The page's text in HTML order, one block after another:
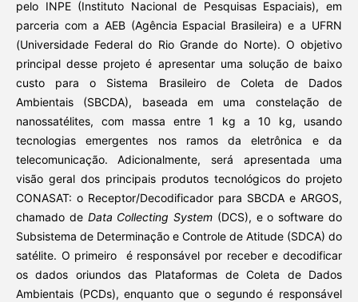
pelo INPE (Instituto Nacional de Pesquisas Espaciais), em
parceria com a AEB (Agência Espacial Brasileira) e a UFRN
(Universidade Federal do Rio Grande do Norte). O objetivo
principal desse projeto é apresentar uma solução de baixo
custo para o Sistema Brasileiro de Coleta de Dados
Ambientais (SBCDA), baseada em uma constelação de
nanossatélites, com massa entre 1 kg a 10 kg, usando
tecnologias emergentes nos ramos da eletrônica e da
telecomunicação. Adicionalmente, será apresentada uma
visão geral dos principais produtos tecnológicos do projeto
CONASAT: o Receptor/Decodificador para SBCDA e ARGOS,
chamado de Data Collecting System (DCS), e o software do
Subsistema de Determinação e Controle de Atitude (SDCA) do
satélite. O primeiro é responsável por receber e decodificar
os dados oriundos das Plataformas de Coleta de Dados
Ambientais (PCDs), enquanto que o segundo é responsável